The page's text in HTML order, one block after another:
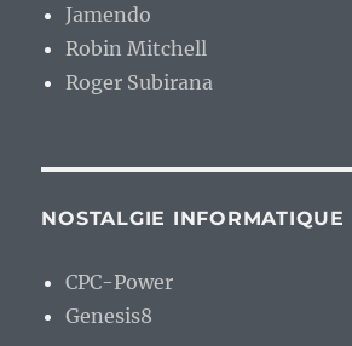
Jamendo
Robin Mitchell
Roger Subirana
NOSTALGIE INFORMATIQUE
CPC-Power
Genesis8